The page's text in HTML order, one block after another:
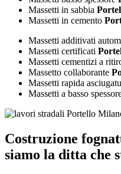
Massetti in sabbia
Massetti in cemento
Massetti additivati
Massetti certificati
Massetti cementizi a
Massetto collaborante
Massetti rapida
Massetti a basso
Costruzione
siamo la ditta che